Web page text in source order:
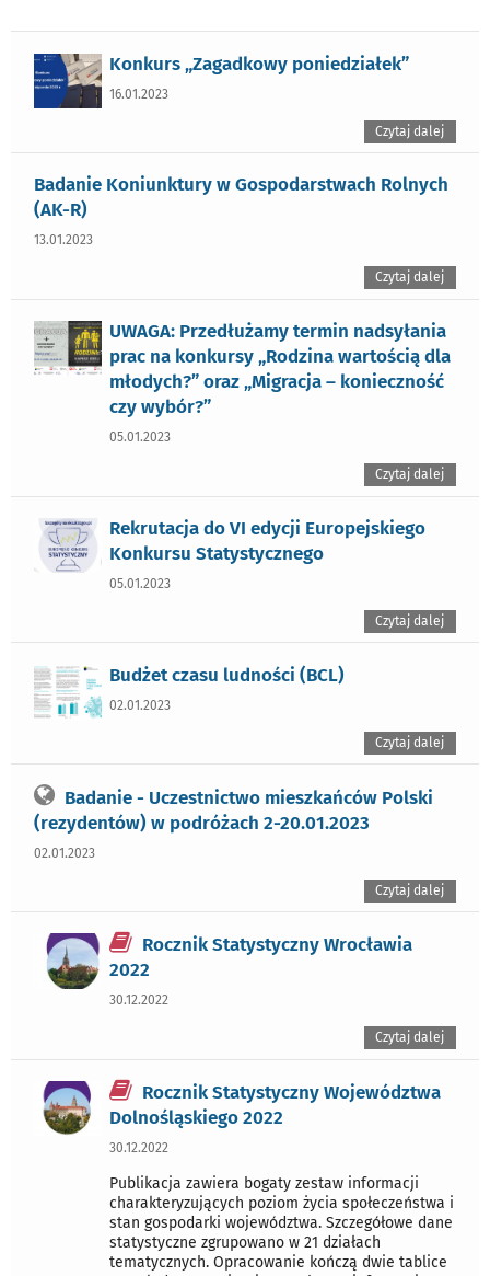
Konkurs „Zagadkowy poniedziałek”
16.01.2023
Czytaj dalej
Badanie Koniunktury w Gospodarstwach Rolnych
(AK-R)
13.01.2023
Czytaj dalej
UWAGA: Przedłużamy termin nadsyłania
prac na konkursy „Rodzina wartością dla
młodych?” oraz „Migracja – konieczność
czy wybór?”
05.01.2023
Czytaj dalej
Rekrutacja do VI edycji Europejskiego
Konkursu Statystycznego
05.01.2023
Czytaj dalej
Budżet czasu ludności (BCL)
02.01.2023
Czytaj dalej
Badanie - Uczestnictwo mieszkańców Polski
(rezydentów) w podróżach 2-20.01.2023
02.01.2023
Czytaj dalej
Rocznik Statystyczny Wrocławia
2022
30.12.2022
Czytaj dalej
Rocznik Statystyczny Województwa
Dolnośląskiego 2022
30.12.2022
Publikacja zawiera bogaty zestaw informacji
charakteryzujących poziom życia społeczeństwa i
stan gospodarki województwa. Szczegółowe dane
statystyczne zgrupowano w 21 działach
tematycznych. Opracowanie kończą dwie tablice